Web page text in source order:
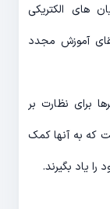
های الکتریکی
آموزش مجدد
برای نظارت بر
که به آنها کمک
یاد بگیرند.